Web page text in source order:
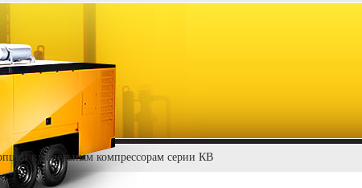
к дизельным компрессорам серии КВ